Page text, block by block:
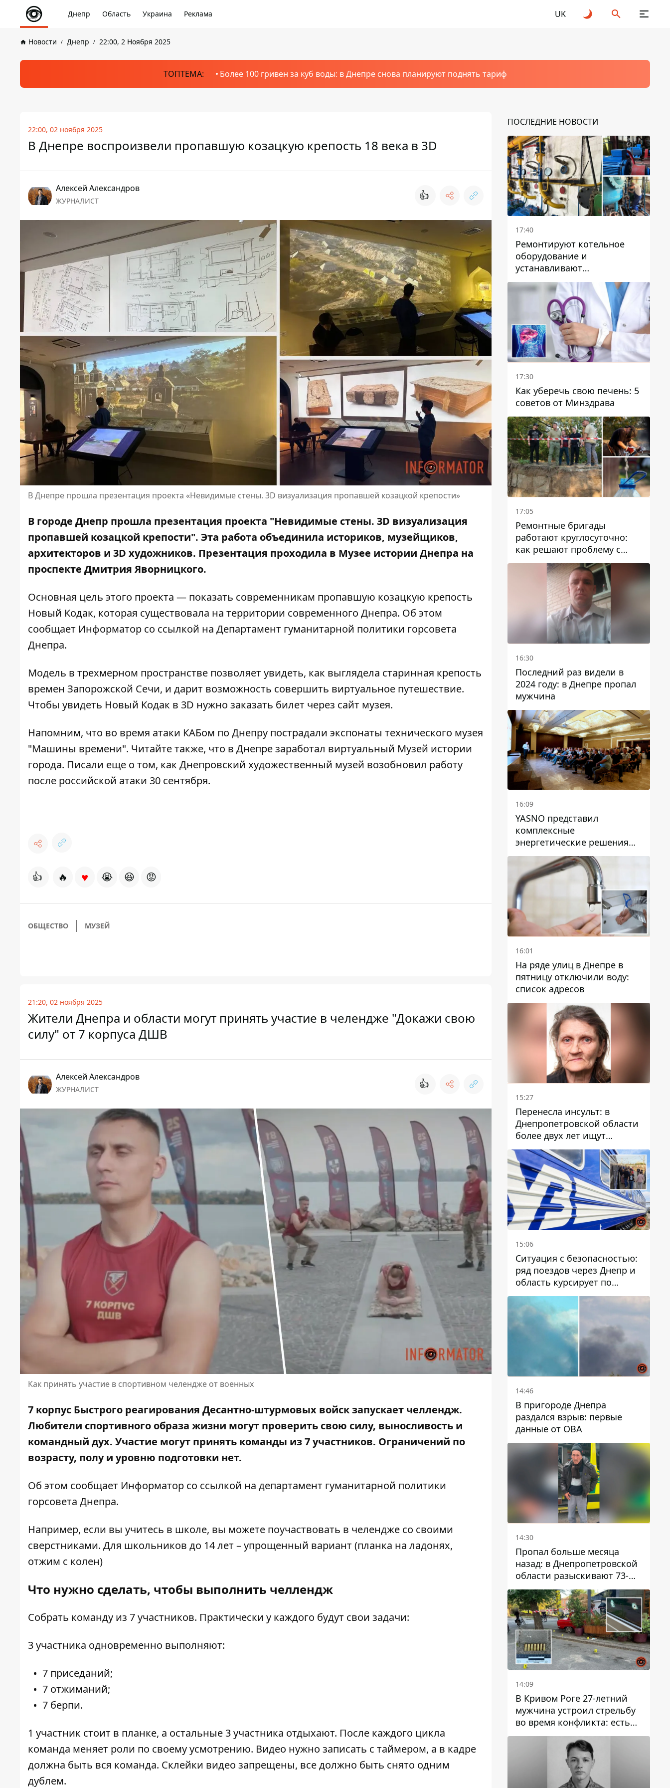
Днепр Область Украина Реклама UK
Новости Днепр 22:00, 2 Ноября 2025
ТОПТЕМА: Более 100 гривен за куб воды: в Днепре снова планируют поднять тариф
22:00, 02 ноября 2025
В Днепре воспроизвели пропавшую козацкую крепость 18 века в 3D
Алексей Александров
ЖУРНАЛИСТ 👍
В Днепре прошла презентация проекта «Невидимые стены. 3D визуализация пропавшей козацкой крепости»
В городе Днепр прошла презентация проекта "Невидимые стены. 3D визуализация
пропавшей козацкой крепости". Эта работа объединила историков, музейщиков,
архитекторов и 3D художников. Презентация проходила в Музее истории Днепра на
проспекте Дмитрия Яворницкого.
Основная цель этого проекта — показать современникам пропавшую козацкую крепость
Новый Кодак, которая существовала на территории современного Днепра. Об этом
сообщает Информатор со ссылкой на Департамент гуманитарной политики горсовета
Днепра.
Модель в трехмерном пространстве позволяет увидеть, как выглядела старинная крепость
времен Запорожской Сечи, и дарит возможность совершить виртуальное путешествие.
Чтобы увидеть Новый Кодак в 3D нужно заказать билет через сайт музея.
Напомним, что во время атаки КАБом по Днепру пострадали экспонаты технического музея
"Машины времени". Читайте также, что в Днепрезаработал виртуальный Музей истории
города. Писали еще о том, как Днепровский художественный музей возобновил работу
после российской атаки 30 сентября.
👍 🔥 ♥ 😭 😆 😡
ОБЩЕСТВО МУЗЕЙ
21:20, 02 ноября 2025
Жители Днепра и области могут принять участие в челендже "Докажи свою
силу" от 7 корпуса ДШВ
Алексей Александров
ЖУРНАЛИСТ 👍
Как принять участие в спортивном челендже от военных
7 корпус Быстрого реагирования Десантно-штурмовых войск запускает челлендж.
Любители спортивного образа жизни могут проверить свою силу, выносливость и
командный дух. Участие могут принять команды из 7 участников. Ограничений по
возрасту, полу и уровню подготовки нет.
Об этом сообщает Информатор со ссылкой на департамент гуманитарной политики
горсовета Днепра.
Например, если вы учитесь в школе, вы можете поучаствовать в челендже со своими
сверстниками. Для школьников до 14 лет – упрощенный вариант (планка на ладонях,
отжим с колен)
Что нужно сделать, чтобы выполнить челлендж
Собрать команду из 7 участников. Практически у каждого будут свои задачи:
3 участника одновременно выполняют:
7 приседаний;
7 отжиманий;
7 берпи.
1 участник стоит в планке, а остальные 3 участника отдыхают. После каждого цикла
команда меняет роли по своему усмотрению. Видео нужно записать с таймером, а в кадре
должна быть вся команда. Склейки видео запрещены, все должно быть снято одним
дублем.
ПОСЛЕДНИЕ НОВОСТИ
17:40
Ремонтируют котельное
оборудование и
устанавливают
генераторные установки:
как в Днепре готовятся к
отопительному сезону
17:30
Как уберечь свою печень: 5
советов от Минздрава
17:05
Ремонтные бригады
работают круглосуточно:
как решают проблему с
водой в Марганецкой
громаде
16:30
Последний раз видели в
2024 году: в Днепре пропал
мужчина
16:09
YASNO представил
комплексные
энергетические решения
для бизнеса в Днепре
16:01
На ряде улиц в Днепре в
пятницу отключили воду:
список адресов
15:27
Перенесла инсульт: в
Днепропетровской области
более двух лет ищут
пропавшую женщину
15:06
Ситуация с безопасностью:
ряд поездов через Днепр и
область курсирует по
измененному маршруту, а
часть пути заменили
автобусами и электричками
14:46
В пригороде Днепра
раздался взрыв: первые
данные от ОВА
14:30
Пропал больше месяца
назад: в Днепропетровской
области разыскивают 73-
летнего мужчину
14:09
В Кривом Роге 27-летний
мужчина устроил стрельбу
во время конфликта: есть
раненый